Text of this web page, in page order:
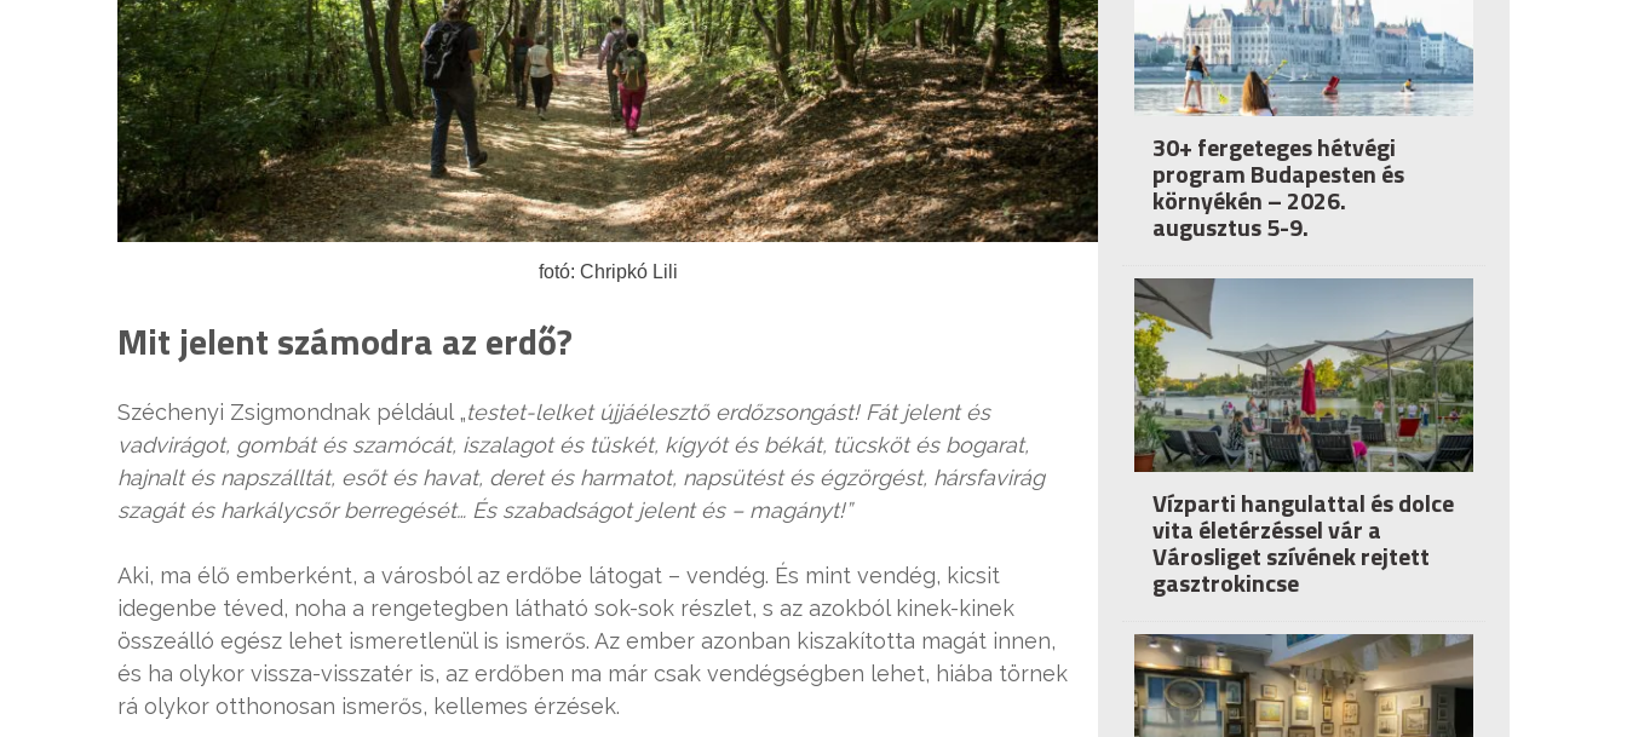
fotó: Chripkó Lili
Mit jelent számodra az erdő?
Széchenyi Zsigmondnak például „testet-lelket újjáélesztő erdőzsongást! Fát jelent és
vadvirágot, gombát és szamócát, iszalagot és tüskét, kígyót és békát, tücsköt és bogarat,
hajnalt és napszálltát, esőt és havat, deret és harmatot, napsütést és égzörgést, hársfavirág
szagát és harkálycsőr berregését… És szabadságot jelent és – magányt!”
Aki, ma élő emberként, a városból az erdőbe látogat – vendég. És mint vendég, kicsit
idegenbe téved, noha a rengetegben látható sok-sok részlet, s az azokból kinek-kinek
összeálló egész lehet ismeretlenül is ismerős. Az ember azonban kiszakította magát innen,
és ha olykor vissza-visszatér is, az erdőben ma már csak vendégségben lehet, hiába törnek
rá olykor otthonosan ismerős, kellemes érzések.
30+ fergeteges hétvégi
program Budapesten és
környékén – 2026.
augusztus 5-9.
Vízparti hangulattal és dolce
vita életérzéssel vár a
Városliget szívének rejtett
gasztrokincse